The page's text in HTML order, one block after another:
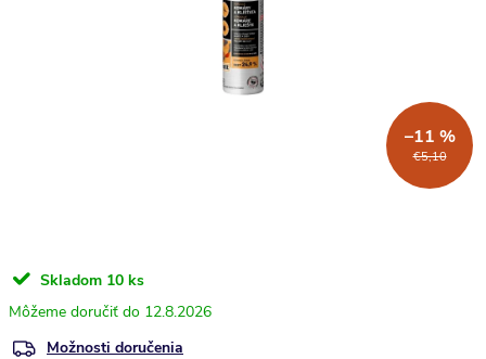
€5,10
–11 %
Skladom 10 ks
12.8.2026
Možnosti doručenia